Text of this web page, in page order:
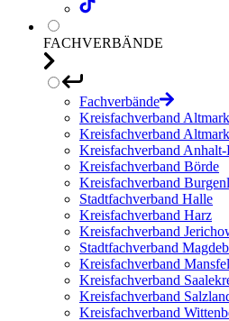
FACHVERBÄNDE
Fachverbände
Kreisfachverband
Kreisfachverband
Kreisfachverband
Kreisfachverband Börde
Kreisfachverband
Stadtfachverband Halle
Kreisfachverband Harz
Kreisfachverband
Stadtfachverband
Kreisfachverband
Kreisfachverband
Kreisfachverband
Kreisfachverband